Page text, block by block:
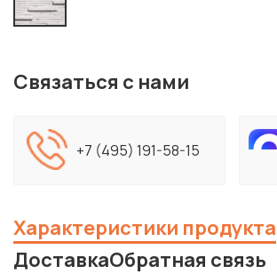
Связаться с нами
+7 (495) 191-58-15
Характеристики продукта
ДоставкаОбратная связь